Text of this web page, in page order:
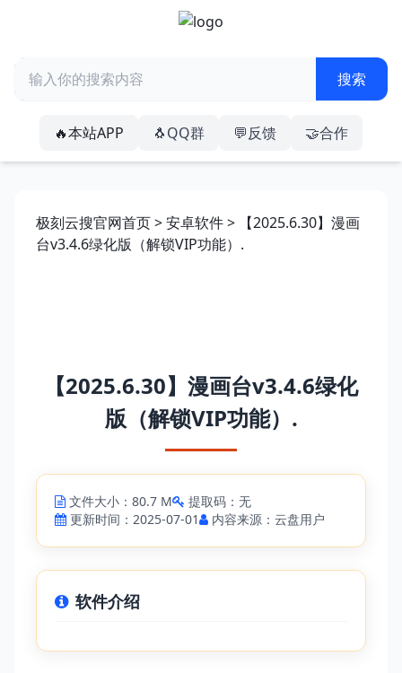
🔥本站APP 🐧QQ群 💬反馈 🤝合作
极刻云搜官网首页>安卓软件> 【2025.6.30】漫画
台v3.4.6绿化版（解锁VIP功能）.
【2025.6.30】漫画台v3.4.6绿化
版（解锁VIP功能）.
文件大小：80.7 M
提取码：无
更新时间：2025-07-01
内容来源：云盘用户
软件介绍